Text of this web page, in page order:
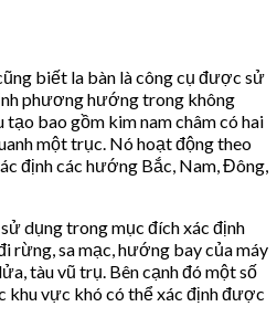
biết la bàn là công cụ được sử
phương hướng trong không
tạo bao gồm kim nam châm có hai
một trục. Nó hoạt động theo
định các hướng Bắc, Nam, Đông,
dụng trong mục đích xác định
rừng, sa mạc, hướng bay của máy
tàu vũ trụ. Bên cạnh đó một số
khu vực khó có thể xác định được